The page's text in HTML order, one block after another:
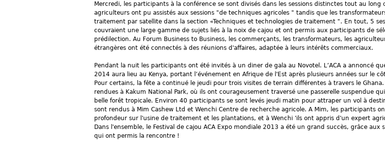
Mercredi, les participants à la conférence se sont divisés dans les sessions distinctes tout au long
agriculteurs ont pu assistés aux sessions "de techniques agricoles " tandis que les
traitement par satellite dans la section «Techniques et technologies de traitement ". En tout, 5
couvraient une large gamme de sujets liés à la noix de cajou et ont permis aux participants de
prédilection. Au Forum Business to Business, les commerçants, les transformateurs, les
étrangères ont été connectés à des réunions d'affaires, adaptée à leurs intérêts commerciaux.
Pendant la nuit les participants ont été invités à un diner de gala au Novotel. L’ACA a annoncé
2014 aura lieu au Kenya, portant l’événement en Afrique de l'Est après plusieurs années sur le
Pour certains, la fête a continué le jeudi pour trois visites de terrain différentes à travers le
rendues à Kakum National Park, où ils ont courageusement traversé une passerelle suspendue
belle forêt tropicale. Environ 40 participants se sont levés jeudi matin pour attraper un vol à
sont rendus à Mim Cashew Ltd et Wenchi Centre de recherche agricole. A Mim, les participants
profondeur sur l'usine de traitement et les plantations, et à Wenchi 'ils ont appris d'un expert
Dans l'ensemble, le Festival de cajou ACA Expo mondiale 2013 a été un grand succès, grâce aux
qui ont permis la rencontre !